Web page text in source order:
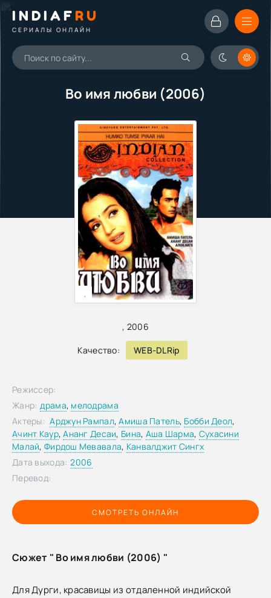
INDIAFRU
СЕРИАЛЫ ОНЛАЙН
Во имя любви (2006)
, 2006
Качество: WEB-DLRip
,
СМОТРЕТЬ ОНЛАЙН
Режиссер:
Жанр: драма, мелодрама
Актеры: Арджун Рампал,Амиша Патель, Бобби Деол,
Ачинт Каур,Ананг Десаи, Бина, Аша Шарма, Сухасини
Малай, Фирдош Мевавала, Канвалджит Сингх
Дата выхода: 2006
Перевод:
Сюжет " Во имя любви (2006) "
Для Дурги, красавицы из отдаленной индийской